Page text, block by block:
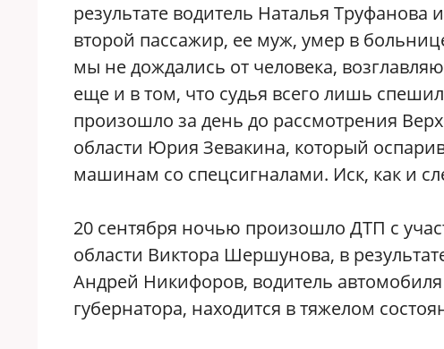
результате водитель Наталья
второй пассажир, ее муж, умер в
мы не дождались от человека,
еще и в том, что судья всего лишь
произошло за день до рассмотрения
области Юрия Зевакина, который
машинам со спецсигналами. Иск, как и
20 сентября ночью произошло ДТП с
области Виктора Шершунова, в
Андрей Никифоров, водитель
губернатора, находится в тяжелом